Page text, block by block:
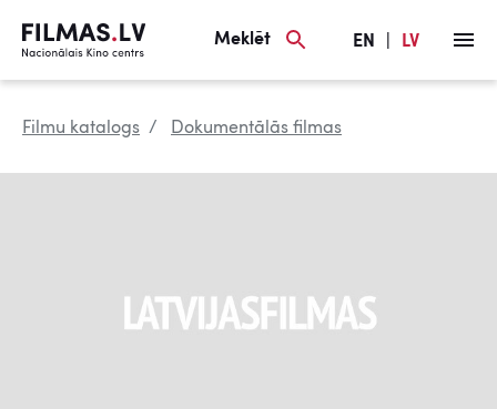
Meklēt EN LV
Filmu katalogs Dokumentālās filmas